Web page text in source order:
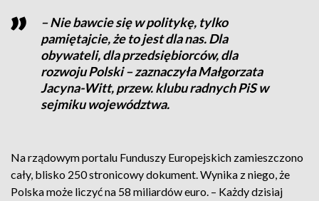
– Nie bawcie się w politykę, tylko
pamiętajcie, że to jest dla nas. Dla
obywateli, dla przedsiębiorców, dla
rozwoju Polski – zaznaczyła Małgorzata
Jacyna-Witt, przew. klubu radnych PiS w
sejmiku województwa.
Na rządowym portalu Funduszy Europejskich zamieszczono
cały, blisko 250 stronicowy dokument. Wynika z niego, że
Polska może liczyć na 58 miliardów euro. – Każdy dzisiaj